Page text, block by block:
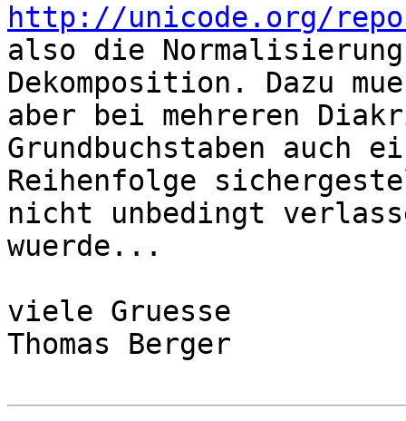
http://unicode.org/
also die Normalisierung
Dekomposition. Dazu
aber bei mehreren
Grundbuchstaben auch
Reihenfolge
nicht unbedingt
wuerde...
viele Gruesse
Thomas Berger